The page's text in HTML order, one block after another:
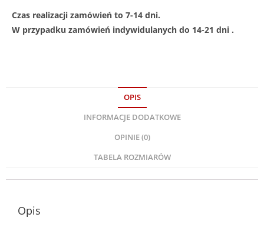
Czas realizacji zamówień to 7-14 dni.
W przypadku zamówień indywidulanych do 14-21 dni .
OPIS
INFORMACJE DODATKOWE
OPINIE (0)
TABELA ROZMIARÓW
Opis